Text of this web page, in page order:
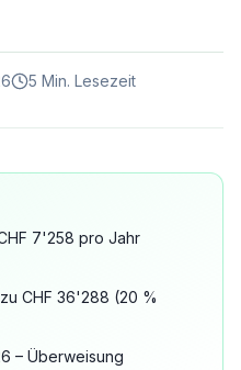
5 Min. Lesezeit
7'258 pro Jahr
CHF 36'288 (20 %
– Überweisung